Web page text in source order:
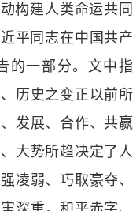
构建人类命运共同
平同志在中国共产
的一部分。文中指
历史之变正以前所
发展、合作、共赢
大势所趋决定了人
凌弱、巧取豪夺、